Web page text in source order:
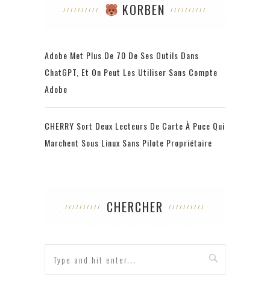
KORBEN
Adobe Met Plus De 70 De Ses Outils Dans
ChatGPT, Et On Peut Les Utiliser Sans Compte
Adobe
CHERRY Sort Deux Lecteurs De Carte À Puce Qui
Marchent Sous Linux Sans Pilote Propriétaire
CHERCHER